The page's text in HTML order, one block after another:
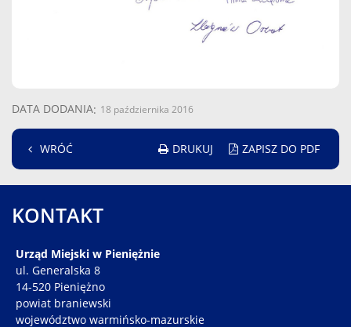
DATA DODANIA 18 października 2016
WRÓĆ DRUKUJ ZAPISZ DO PDF
KONTAKT
Urząd Miejski w Pieniężnie
ul. Generalska 8
14-520 Pieniężno
powiat braniewski
województwo warmińsko-mazurskie